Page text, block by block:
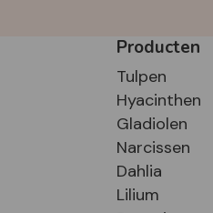
Producten
Tulpen
Hyacinthen
Gladiolen
Narcissen
Dahlia
Lilium